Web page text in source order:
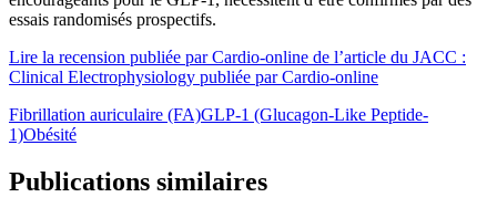
essais randomisés prospectifs.
Lire la recension publiée par Cardio-online de l’article du JACC :
Clinical Electrophysiology publiée par Cardio-online
Fibrillation auriculaire (FA)GLP-1 (Glucagon-Like Peptide-
1)Obésité
Publications similaires